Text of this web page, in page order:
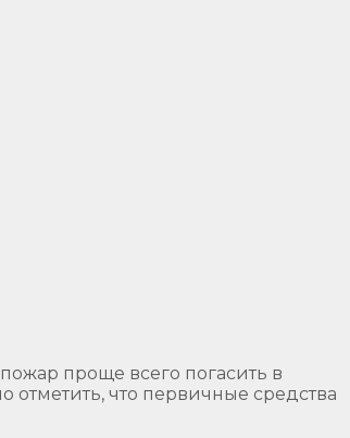
проще всего погасить в
отметить, что первичные средства